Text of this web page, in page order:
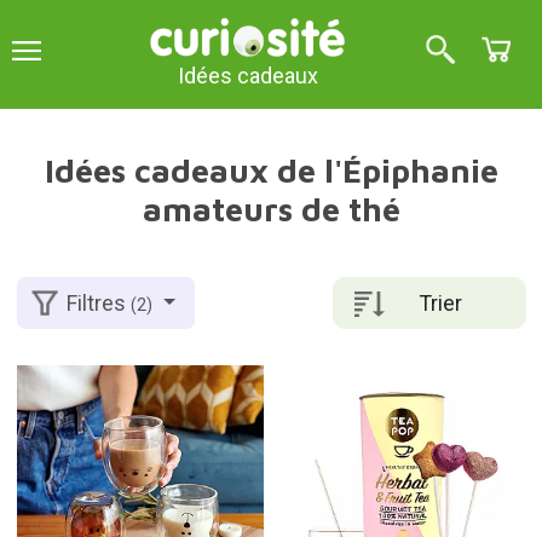
Idées cadeaux
Idées cadeaux de l'Épiphanie
amateurs de thé
Trier
Filtres(2)